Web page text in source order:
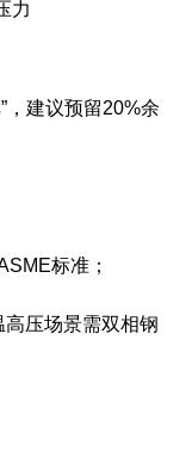
力
，建议预留20%余
标准；
压场景需双相钢